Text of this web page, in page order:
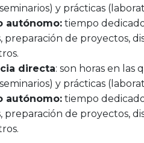
y prácticas
autónomo: tiempo
preparación de proyectos,
directa: son horas en
y prácticas
autónomo: tiempo
preparación de proyectos,